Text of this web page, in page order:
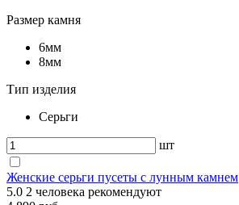
Размер камня
6мм
8мм
Тип изделия
Серьги
шт
Женские серьги пусеты с лунным камнем
5.0 2 человека рекомендуют